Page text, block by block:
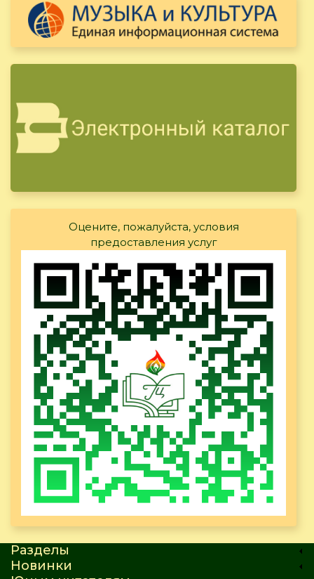
Оцените, пожалуйста, условия
предоставления услуг
Разделы
Новинки